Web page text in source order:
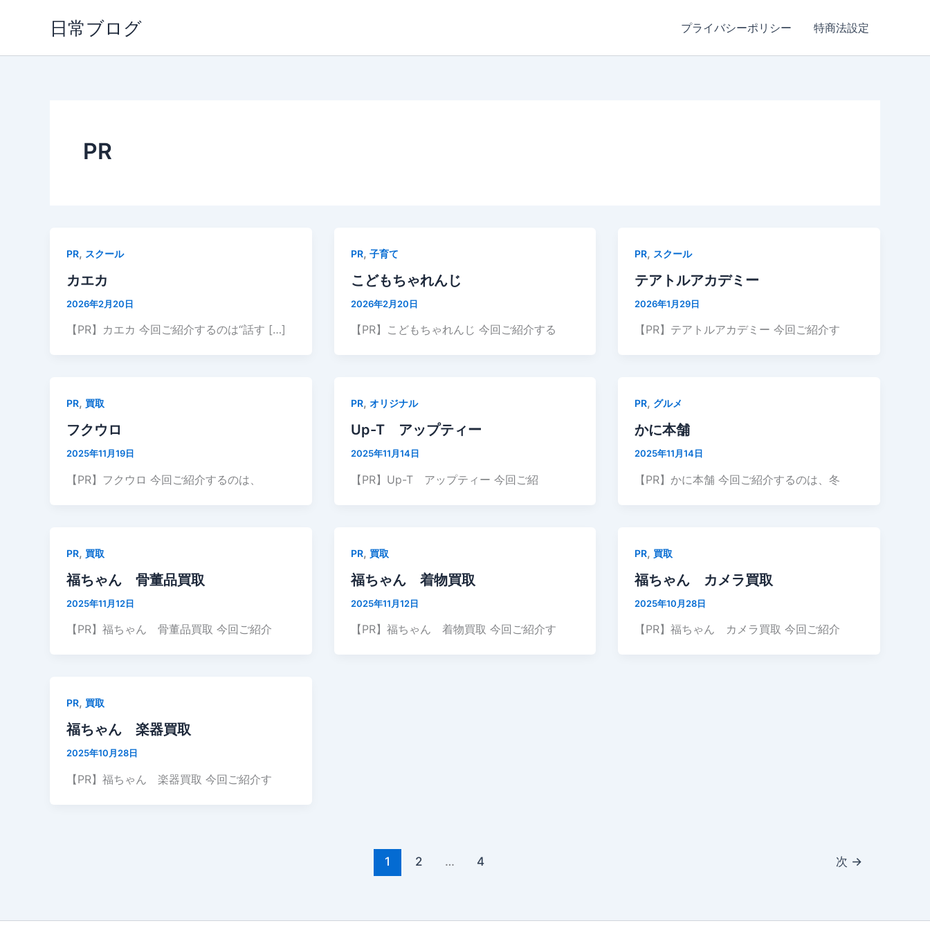
日常ブログ プライバシーポリシー 特商法設定
PR
PR, スクール
カエカ
2026年2月20日
【PR】カエカ 今回ご紹介するのは“話す […]
PR, 子育て
こどもちゃれんじ
2026年2月20日
【PR】こどもちゃれんじ 今回ご紹介する
PR, スクール
テアトルアカデミー
2026年1月29日
【PR】テアトルアカデミー 今回ご紹介す
PR, 買取
フクウロ
2025年11月19日
【PR】フクウロ 今回ご紹介するのは、
PR, オリジナル
Up-T アップティー
2025年11月14日
【PR】Up-T アップティー 今回ご紹
PR, グルメ
かに本舗
2025年11月14日
【PR】かに本舗 今回ご紹介するのは、冬
PR, 買取
福ちゃん 骨董品買取
2025年11月12日
【PR】福ちゃん 骨董品買取 今回ご紹介
PR, 買取
福ちゃん 着物買取
2025年11月12日
【PR】福ちゃん 着物買取 今回ご紹介す
PR, 買取
福ちゃん カメラ買取
2025年10月28日
【PR】福ちゃん カメラ買取 今回ご紹介
PR, 買取
福ちゃん 楽器買取
2025年10月28日
【PR】福ちゃん 楽器買取 今回ご紹介す
1 2 … 4 次 →